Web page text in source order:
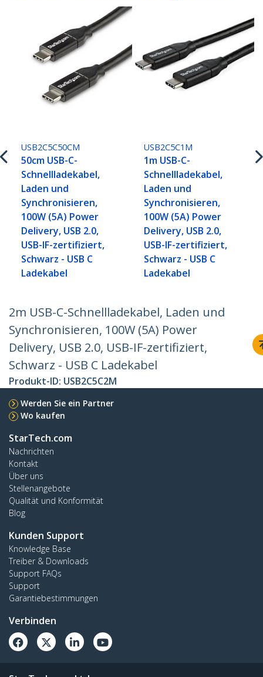
USB2C5C50CM
50cm USB-C-
Schnellladekabel,
Laden und
Synchronisieren,
100W (5A) Power
Delivery, USB 2.0,
USB-IF-zertifiziert,
Schwarz - USB C
Ladekabel
USB2C5C1M
1m USB-C-
Schnellladekabel,
Laden und
Synchronisieren,
100W (5A) Power
Delivery, USB 2.0,
USB-IF-zertifiziert,
Schwarz - USB C
Ladekabel
2m USB-C-Schnellladekabel, Laden und
Synchronisieren, 100W (5A) Power
Delivery, USB 2.0, USB-IF-zertifiziert,
Schwarz - USB C Ladekabel
Produkt-ID: USB2C5C2M
Werden Sie ein Partner
Wo kaufen
StarTech.com
Nachrichten
Kontakt
Über uns
Stellenangebote
Qualität und Konformität
Blog
Kunden Support
Knowledge Base
Treiber & Downloads
Support FAQs
Support
Garantiebestimmungen
Verbinden